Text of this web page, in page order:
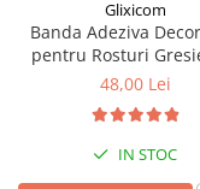
Glixicom
Banda Adeziva
pentru Rosturi
48,00 Lei
IN STOC